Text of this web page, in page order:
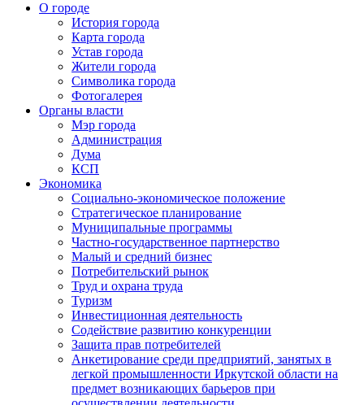
О городе
История города
Карта города
Устав города
Жители города
Символика города
Фотогалерея
Органы власти
Мэр города
Администрация
Дума
КСП
Экономика
Социально-экономическое положение
Стратегическое планирование
Муниципальные программы
Частно-государственное партнерство
Малый и средний бизнес
Потребительский рынок
Труд и охрана труда
Туризм
Инвестиционная деятельность
Содействие развитию конкуренции
Защита прав потребителей
Анкетирование среди предприятий, занятых в
легкой промышленности Иркутской области на
предмет возникающих барьеров при